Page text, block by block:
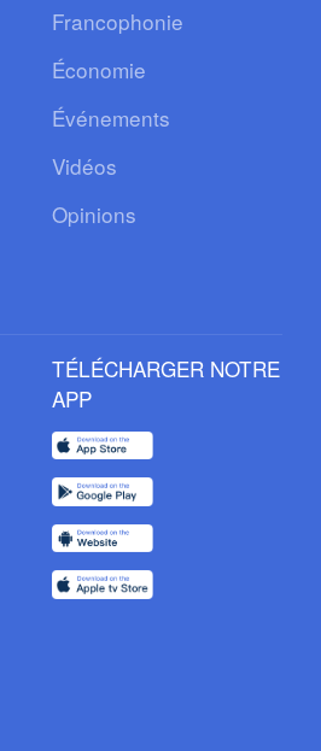
Francophonie
Économie
Événements
Vidéos
Opinions
TÉLÉCHARGER NOTRE
APP